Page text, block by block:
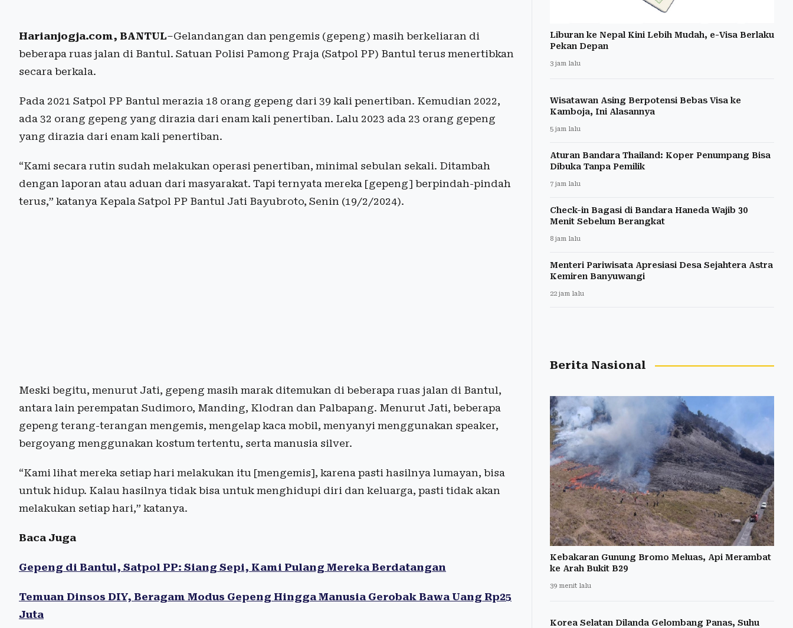
Harianjogja.com, BANTUL–Gelandangan dan pengemis (gepeng) masih berkeliaran di
beberapa ruas jalan di Bantul. Satuan Polisi Pamong Praja (Satpol PP) Bantul terus menertibkan
secara berkala.
Pada 2021 Satpol PP Bantul merazia 18 orang gepeng dari 39 kali penertiban. Kemudian 2022,
ada 32 orang gepeng yang dirazia dari enam kali penertiban. Lalu 2023 ada 23 orang gepeng
yang dirazia dari enam kali penertiban.
“Kami secara rutin sudah melakukan operasi penertiban, minimal sebulan sekali. Ditambah
dengan laporan atau aduan dari masyarakat. Tapi ternyata mereka [gepeng] berpindah-pindah
terus,” katanya Kepala Satpol PP Bantul Jati Bayubroto, Senin (19/2/2024).
Meski begitu, menurut Jati, gepeng masih marak ditemukan di beberapa ruas jalan di Bantul,
antara lain perempatan Sudimoro, Manding, Klodran dan Palbapang. Menurut Jati, beberapa
gepeng terang-terangan mengemis, mengelap kaca mobil, menyanyi menggunakan speaker,
bergoyang menggunakan kostum tertentu, serta manusia silver.
“Kami lihat mereka setiap hari melakukan itu [mengemis], karena pasti hasilnya lumayan, bisa
untuk hidup. Kalau hasilnya tidak bisa untuk menghidupi diri dan keluarga, pasti tidak akan
melakukan setiap hari,” katanya.
Baca Juga
Gepeng di Bantul, Satpol PP: Siang Sepi, Kami Pulang Mereka Berdatangan
Temuan Dinsos DIY, Beragam Modus Gepeng Hingga Manusia Gerobak Bawa Uang Rp25
Juta
Liburan ke Nepal Kini Lebih Mudah, e-Visa Berlaku
Pekan Depan
3 jam lalu
Wisatawan Asing Berpotensi Bebas Visa ke
Kamboja, Ini Alasannya
5 jam lalu
Aturan Bandara Thailand: Koper Penumpang Bisa
Dibuka Tanpa Pemilik
7 jam lalu
Check-in Bagasi di Bandara Haneda Wajib 30
Menit Sebelum Berangkat
8 jam lalu
Menteri Pariwisata Apresiasi Desa Sejahtera Astra
Kemiren Banyuwangi
22 jam lalu
Berita Nasional
Kebakaran Gunung Bromo Meluas, Api Merambat
ke Arah Bukit B29
39 menit lalu
Korea Selatan Dilanda Gelombang Panas, Suhu